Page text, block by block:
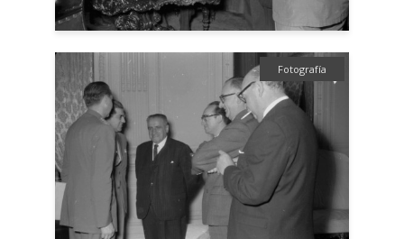
Fotografía